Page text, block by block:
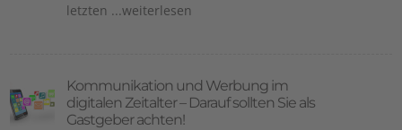
letzten ...weiterlesen
Kommunikation und Werbung im
digitalen Zeitalter – Darauf sollten Sie als
Gastgeber achten!